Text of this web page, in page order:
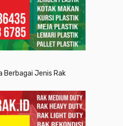
Berbagai Jenis Rak